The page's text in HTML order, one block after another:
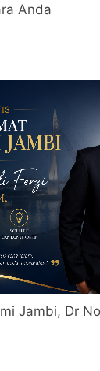
Anda
Jambi, Dr